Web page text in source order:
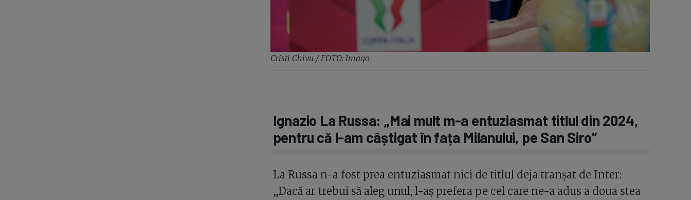
Cristi Chivu / FOTO: Imago
Ignazio La Russa: „Mai mult m-a entuziasmat titlul din 2024,
pentru că l-am câștigat în fața Milanului, pe San Siro”
La Russa n-a fost prea entuziasmat nici de titlul deja tranșat de Inter:
„Dacă ar trebui să aleg unul, l-aș prefera pe cel care ne-a adus a doua stea